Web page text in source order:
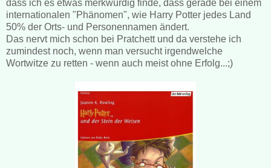
dass ich es etwas merkwürdig finde, dass gerade bei einem
internationalen "Phänomen", wie Harry Potter jedes Land
50% der Orts- und Personennamen ändert.
Das nervt mich schon bei Pratchett und da verstehe ich
zumindest noch, wenn man versucht irgendwelche
Wortwitze zu retten - wenn auch meist ohne Erfolg...;)